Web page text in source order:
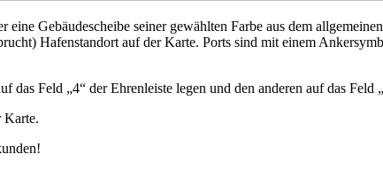
Gebäudescheibe seiner gewählten Farbe aus dem
Hafenstandort auf der Karte. Ports sind mit einem
das Feld „4“ der Ehrenleiste legen und den anderen auf das
Karte.